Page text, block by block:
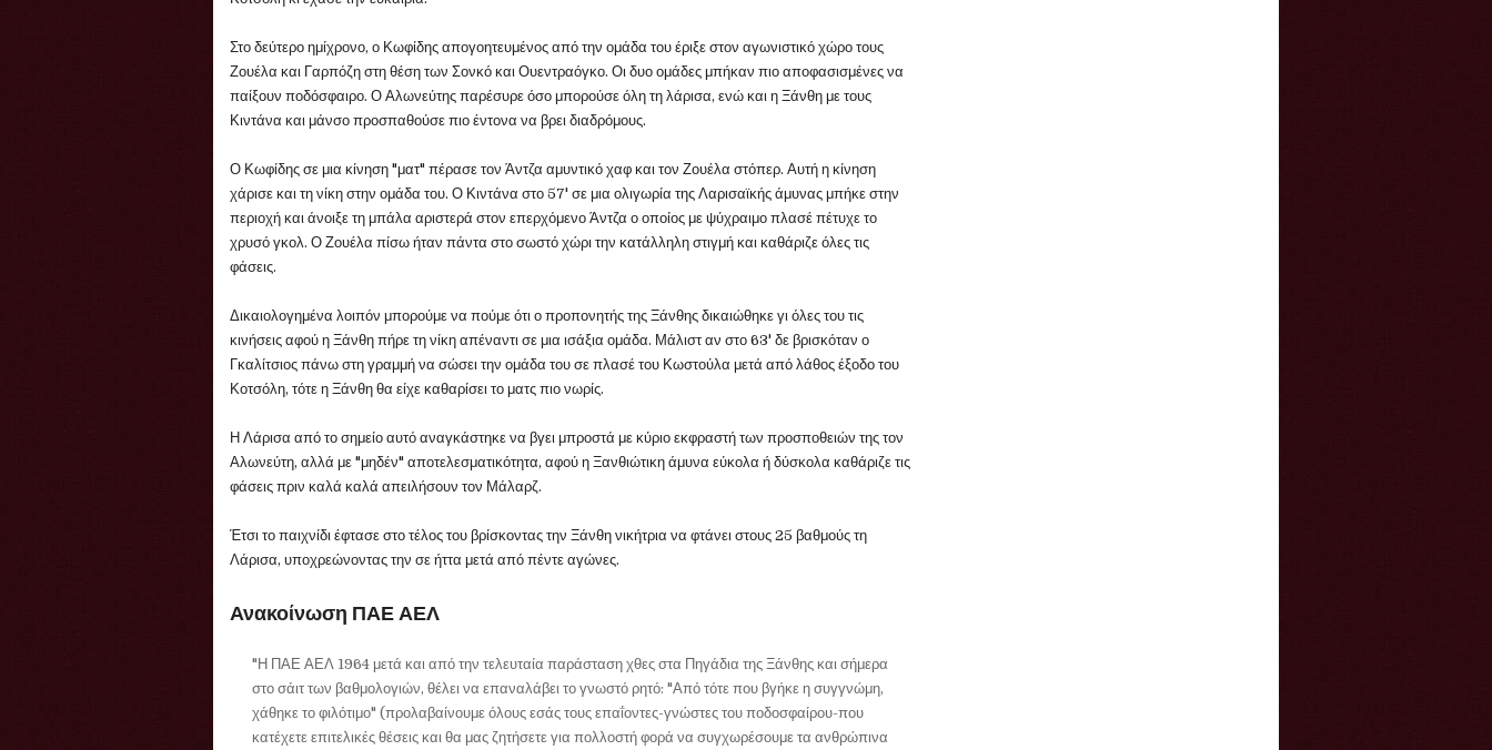
Στο δεύτερο ημίχρονο, ο Κωφίδης απογοητευμένος από την ομάδα του έριξε στον αγωνιστικό χώρο τους
Ζουέλα και Γαρπόζη στη θέση των Σονκό και Ουεντραόγκο. Οι δυο ομάδες μπήκαν πιο αποφασισμένες να
παίξουν ποδόσφαιρο. Ο Αλωνεύτης παρέσυρε όσο μπορούσε όλη τη λάρισα, ενώ και η Ξάνθη με τους
Κιντάνα και μάνσο προσπαθούσε πιο έντονα να βρει διαδρόμους.
Ο Κωφίδης σε μια κίνηση "ματ" πέρασε τον Άντζα αμυντικό χαφ και τον Ζουέλα στόπερ. Αυτή η κίνηση
χάρισε και τη νίκη στην ομάδα του. Ο Κιντάνα στο 57' σε μια ολιγωρία της Λαρισαϊκής άμυνας μπήκε στην
περιοχή και άνοιξε τη μπάλα αριστερά στον επερχόμενο Άντζα ο οποίος με ψύχραιμο πλασέ πέτυχε το
χρυσό γκολ. Ο Ζουέλα πίσω ήταν πάντα στο σωστό χώρι την κατάλληλη στιγμή και καθάριζε όλες τις
φάσεις.
Δικαιολογημένα λοιπόν μπορούμε να πούμε ότι ο προπονητής της Ξάνθης δικαιώθηκε γι όλες του τις
κινήσεις αφού η Ξάνθη πήρε τη νίκη απέναντι σε μια ισάξια ομάδα. Μάλιστ αν στο 63' δε βρισκόταν ο
Γκαλίτσιος πάνω στη γραμμή να σώσει την ομάδα του σε πλασέ του Κωστούλα μετά από λάθος έξοδο του
Κοτσόλη, τότε η Ξάνθη θα είχε καθαρίσει το ματς πιο νωρίς.
Η Λάρισα από το σημείο αυτό αναγκάστηκε να βγει μπροστά με κύριο εκφραστή των προσποθειών της τον
Αλωνεύτη, αλλά με "μηδέν" αποτελεσματικότητα, αφού η Ξανθιώτικη άμυνα εύκολα ή δύσκολα καθάριζε τις
φάσεις πριν καλά καλά απειλήσουν τον Μάλαρζ.
Έτσι το παιχνίδι έφτασε στο τέλος του βρίσκοντας την Ξάνθη νικήτρια να φτάνει στους 25 βαθμούς τη
Λάρισα, υποχρεώνοντας την σε ήττα μετά από πέντε αγώνες.
Ανακοίνωση ΠΑΕ ΑΕΛ
"Η ΠΑΕ ΑΕΛ 1964 μετά και από την τελευταία παράσταση χθες στα Πηγάδια της Ξάνθης και σήμερα
στο σάιτ των βαθμολογιών, θέλει να επαναλάβει το γνωστό ρητό: "Από τότε που βγήκε η συγγνώμη,
χάθηκε το φιλότιμο" (προλαβαίνουμε όλους εσάς τους επαΐοντες-γνώστες του ποδοσφαίρου-που
κατέχετε επιτελικές θέσεις και θα μας ζητήσετε για πολλοστή φορά να συγχωρέσουμε τα ανθρώπινα